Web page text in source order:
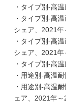
・タイプ別-高
・タイプ別-高
シェア、2021
・タイプ別-高
シェア、2021
・タイプ別-高
・用途別-高温
・用途別-高温
ェア、2021年